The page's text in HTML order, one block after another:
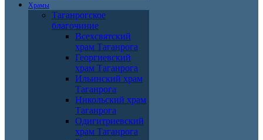
Храмы
Таганрогское
благочиние
Всехсвятский
храм Таганрога
Георгиевский
храм Таганрога
Ильинский храм
Таганрога
Никольский храм
Таганрога
Одигитриевский
храм Таганрога